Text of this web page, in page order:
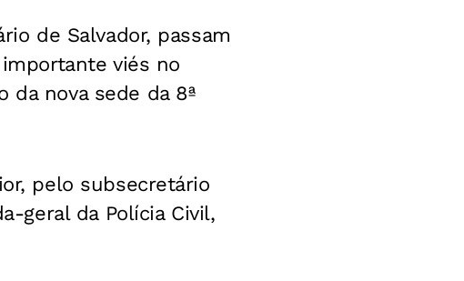
de Salvador, passam
viés no
da nova sede da 8ª
pelo subsecretário
geral da Polícia Civil,